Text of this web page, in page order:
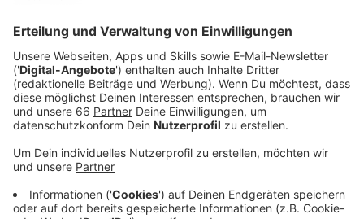
Star-DJ Alle Farben wird in diesem Jahr endlich wieder
auf den größten Festivalbühnen Deutschlands,
Europas und der gesamten Welt auftreten. Nach zwei
Jahren Pandemie-Pause geht es für ihn wieder richtig
los. Die Vorfreude kennt bei ihm keine Grenzen. Wir
treffen ihn noch zu einem Interview bei uns im Studio.
Mit dabei hat er seine neue Single "Let It Rain Down".
Das Gespräch hört ihr hier.